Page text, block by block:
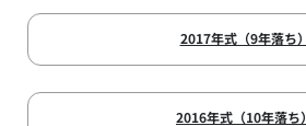
2017年式（9年落ち）
2016年式（10年落ち）